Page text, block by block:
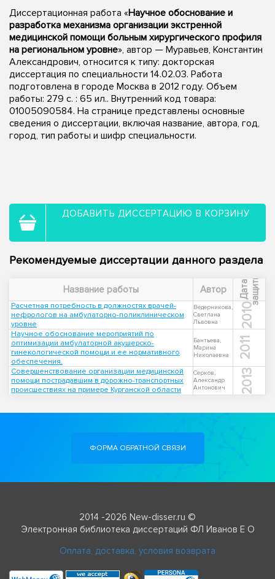
Диссертационная работа «Научное обоснование и
разработка механизма организации экстренной
медицинской помощи больным хирургического профиля
на региональном уровне», автор — Муравьев, Константин
Александрович, относится к типу: докторская
диссертация по специальности 14.02.03. Работа
подготовлена в городе Москва в 2012 году. Объем
работы: 279 с. : 65 ил.. Внутренний код товара:
01005090584. На странице представлены основные
сведения о диссертации, включая название, автора, год,
город, тип работы и шифр специальности.
ДОБАВИТЬ ДИССЕРТАЦИЮ В КОРЗИНУ
Рекомендуемые диссертации данного раздела
Название работы Автор Д
а
т
а
з
а
щ
и
т ы
Расчетная потребность в должностях врачей-
нефрологов на амбулаторно-поликлиническом
уровне
Ведерникова,
Светлана
Львовна
2010
Научное обоснование мероприятий по
оптимизации амбулаторной акушерско-
гинекологической помощи и ее нормативного
обеспечения.
Бантьева,
Марина
Николаевна
2011
Совершенствование организации медицинской
помощи пострадавшим в дорожно-транспортных
происшествиях на примере Курганской области
Серков,
Александр
Антонович
2013
ФОРМА ОБРАТНОЙ СВЯЗИ
2014 -2026 New-disser.ru ©
Электронная библиотека диссертаций ФЛ Иванов Е О
Оплата, доставка, условия возврата